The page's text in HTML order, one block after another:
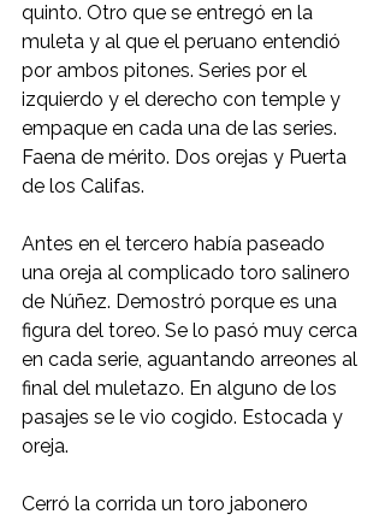
quinto. Otro que se entregó en la
muleta y al que el peruano entendió
por ambos pitones. Series por el
izquierdo y el derecho con temple y
empaque en cada una de las series.
Faena de mérito. Dos orejas y Puerta
de los Califas.
Antes en el tercero había paseado
una oreja al complicado toro salinero
de Núñez. Demostró porque es una
figura del toreo. Se lo pasó muy cerca
en cada serie, aguantando arreones al
final del muletazo. En alguno de los
pasajes se le vio cogido. Estocada y
oreja.
Cerró la corrida un toro jabonero